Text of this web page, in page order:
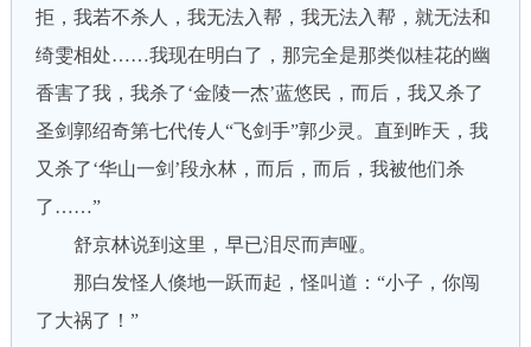
拒，我若不杀人，我无法入帮，我无法入帮，就无法和
绮雯相处……我现在明白了，那完全是那类似桂花的幽
香害了我，我杀了‘金陵一杰’蓝悠民，而后，我又杀了
圣剑郭绍奇第七代传人“飞剑手”郭少灵。直到昨天，我
又杀了‘华山一剑’段永林，而后，而后，我被他们杀
了……”
舒京林说到这里，早已泪尽而声哑。
那白发怪人倏地一跃而起，怪叫道：“小子，你闯
了大祸了！”